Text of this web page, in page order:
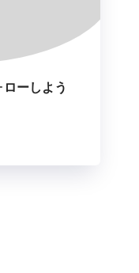
ーしよう